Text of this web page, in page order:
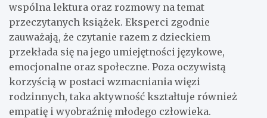
wspólna lektura oraz rozmowy na temat
przeczytanych książek. Eksperci zgodnie
zauważają, że czytanie razem z dzieckiem
przekłada się na jego umiejętności językowe,
emocjonalne oraz społeczne. Poza oczywistą
korzyścią w postaci wzmacniania więzi
rodzinnych, taka aktywność kształtuje również
empatię i wyobraźnię młodego człowieka.